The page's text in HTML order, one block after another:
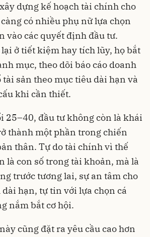
dựng kế hoạch tài chính cho
có nhiều phụ nữ lựa chọn
vào các quyết định đầu tư.
ở tiết kiệm hay tích lũy, họ bắt
mục, theo dõi báo cáo doanh
sản theo mục tiêu dài hạn và
khi cần thiết.
25–40, đầu tư không còn là khái
thành một phần trong chiến
thân. Tự do tài chính vì thế
là con số trong tài khoản, mà là
trước tương lai, sự an tâm cho
hạn, tự tin với lựa chọn cá
nắm bắt cơ hội.
cũng đặt ra yêu cầu cao hơn